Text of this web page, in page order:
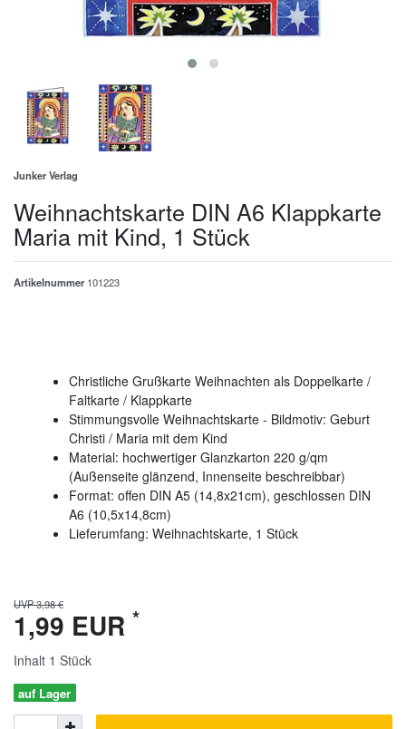
Junker Verlag
Weihnachtskarte DIN A6 Klappkarte
Maria mit Kind, 1 Stück
Artikelnummer 101223
Christliche Grußkarte Weihnachten als Doppelkarte /
Faltkarte / Klappkarte
Stimmungsvolle Weihnachtskarte - Bildmotiv: Geburt
Christi / Maria mit dem Kind
Material: hochwertiger Glanzkarton 220 g/qm
(Außenseite glänzend, Innenseite beschreibbar)
Format: offen DIN A5 (14,8x21cm), geschlossen DIN
A6 (10,5x14,8cm)
Lieferumfang: Weihnachtskarte, 1 Stück
UVP 3,98 €
1,99 EUR *
Inhalt 1 Stück
auf Lager